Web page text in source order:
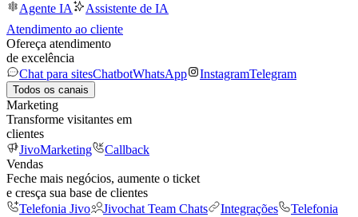
Agente IA
Assistente de IA
Atendimento ao cliente
Ofereça atendimento
de excelência
Chat para sitesChatbotWhatsApp InstagramTelegram
Todos os canais
Marketing
Transforme visitantes em
clientes
JivoMarketing
Callback
Vendas
Feche mais negócios, aumente o ticket
e cresça sua base de clientes
Telefonia Jivo
Jivochat Team Chats Integrações
Telefonia